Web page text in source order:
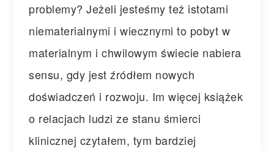
problemy? Jeżeli jesteśmy też istotami
niematerialnymi i wiecznymi to pobyt w
materialnym i chwilowym świecie nabiera
sensu, gdy jest źródłem nowych
doświadczeń i rozwoju. Im więcej książek
o relacjach ludzi ze stanu śmierci
klinicznej czytałem, tym bardziej